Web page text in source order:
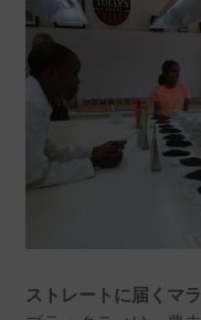
ストレートに届くマ